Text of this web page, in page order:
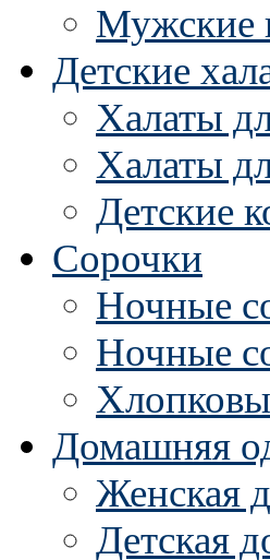
Мужские
Детские
Халаты
Халаты
Детские
Сорочки
Ночные
Ночные
Домашняя
Женская
Детская